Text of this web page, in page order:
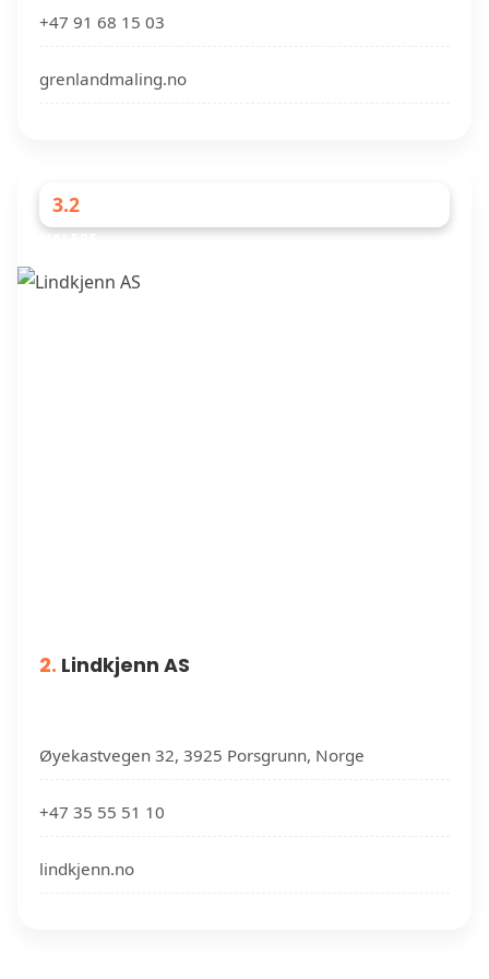
+47 91 68 15 03
grenlandmaling.no
3.2
2. Lindkjenn AS
Øyekastvegen 32, 3925 Porsgrunn, Norge
+47 35 55 51 10
lindkjenn.no